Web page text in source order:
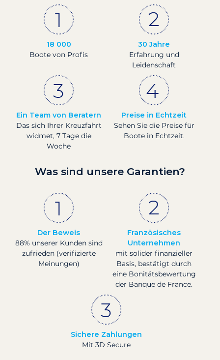
18 000
Boote von Profis
30 Jahre
Erfahrung und
Leidenschaft
Ein Team von Beratern
Das sich Ihrer Kreuzfahrt
widmet, 7 Tage die
Woche
Preise in Echtzeit
Sehen Sie die Preise für
Boote in Echtzeit.
Was sind unsere Garantien?
Der Beweis
88% unserer Kunden sind
zufrieden (verifizierte
Meinungen)
Französisches
Unternehmen
mit solider finanzieller
Basis, bestätigt durch
eine Bonitätsbewertung
der Banque de France.
Sichere Zahlungen
Mit 3D Secure